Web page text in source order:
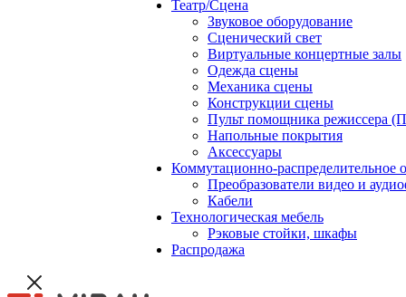
Театр/Сцена
Звуковое оборудование
Сценический свет
Виртуальные концертные залы
Одежда сцены
Механика сцены
Конструкции сцены
Пульт помощника режиссера
Напольные покрытия
Аксессуары
Коммутационно-распределительное
Преобразователи видео и
Кабели
Технологическая мебель
Рэковые стойки, шкафы
Распродажа